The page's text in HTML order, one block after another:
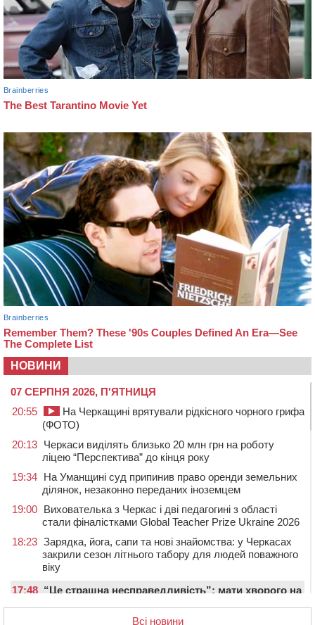
НОВИНИ
07 СЕРПНЯ 2026, П'ЯТНИЦЯ
20:55
На Черкащині врятували рідкісного чорного грифа
(ФОТО)
20:13 Черкаси виділять близько 20 млн грн на роботу
ліцею “Перспектива” до кінця року
19:34 На Уманщині суд припинив право оренди земельних
ділянок, незаконно переданих іноземцем
19:00 Вихователька з Черкас і дві педагогині з області
стали фіналістками Global Teacher Prize Ukraine 2026
18:23 Зарядка, йога, сапи та нові знайомства: у Черкасах
закрили сезон літнього табору для людей поважного
віку
17:48 “Це страшна несправедливість”: мати хворого на
ОВА виділити кошти на дороговартісні ліки
Всі новини